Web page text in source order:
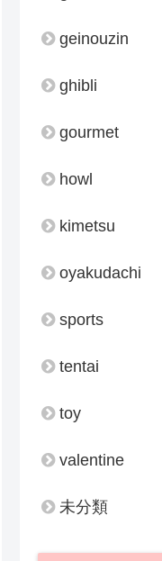
geinouzin
ghibli
gourmet
howl
kimetsu
oyakudachi
sports
tentai
toy
valentine
未分類